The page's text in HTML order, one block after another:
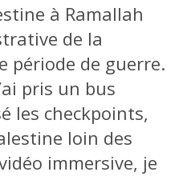
à Ramallah
de la
période de guerre.
pris un bus
les checkpoints,
loin des
immersive, je